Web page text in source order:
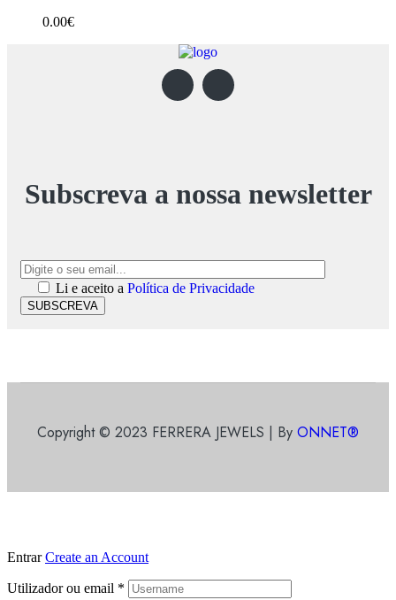
0.00€
Subscreva a nossa newsletter
Li e aceito a Política de Privacidade
SUBSCREVA
Copyright © 2023 FERRERA JEWELS | By ONNET®
Entrar Create an Account
Utilizador ou email *